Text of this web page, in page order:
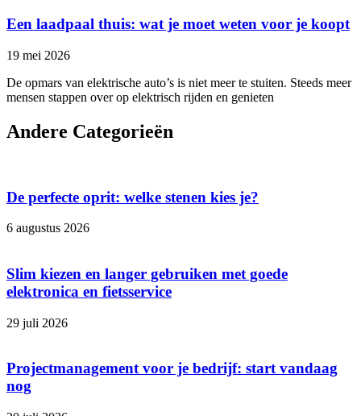
Een laadpaal thuis: wat je moet weten voor je koopt
19 mei 2026
De opmars van elektrische auto’s is niet meer te stuiten. Steeds meer
mensen stappen over op elektrisch rijden en genieten
Andere Categorieën
De perfecte oprit: welke stenen kies je?
6 augustus 2026
Slim kiezen en langer gebruiken met goede
elektronica en fietsservice
29 juli 2026
Projectmanagement voor je bedrijf: start vandaag
nog